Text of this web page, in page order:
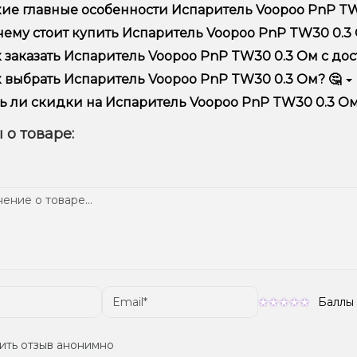
главные особенности Испаритель Voopoo PnP
Voopoo PnP TW30 0.3 Ом отличается высоким
стоит купить Испаритель Voopoo PnP TW30
только оригинальную продукцию, широкий
заказать Испаритель Voopoo PnP TW30 0.3 Ом с
заказ можно в несколько кликов:
Добавьте Испаритель Voopoo PnP TW30 0.3 Ом в корзину.
Выберите удобный способ оплаты и доставки.
выбрать Испаритель Voopoo PnP TW30 0.3 Ом? 🤔
зависит от ваших предпочтений – например, если это
ли скидки на Испаритель Voopoo PnP TW30 0.3
телеграмм-канале, чтобы не упустить выгодные
товаре:
Баллы
отзыв анонимно